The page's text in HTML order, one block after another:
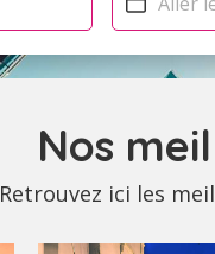
Nos
Retrouvez ici les